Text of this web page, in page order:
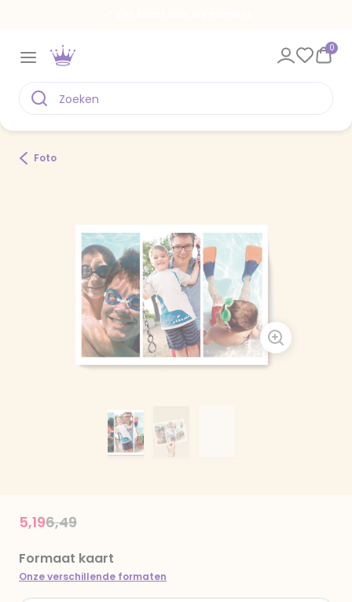
0
Foto
Price reduced from
6,49to
5,19
Formaat kaart
Onze verschillende formaten